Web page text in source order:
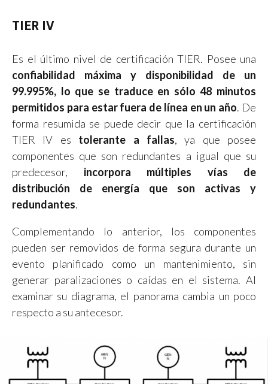
TIER IV
Es el último nivel de certificación TIER. Posee una
confiabilidad máxima y disponibilidad de un
99.995%, lo que se traduce en sólo 48 minutos
permitidos para estar fuera de línea en un año. De
forma resumida se puede decir que la certificación
TIER IV es tolerante a fallas, ya que posee
componentes que son redundantes a igual que su
predecesor, incorpora múltiples vías de
distribución de energía que son activas y
redundantes.
Complementando lo anterior, los componentes
pueden ser removidos de forma segura durante un
evento planificado como un mantenimiento, sin
generar paralizaciones o caídas en el sistema. Al
examinar su diagrama, el panorama cambia un poco
respecto a su antecesor.